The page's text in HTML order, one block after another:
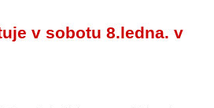
v sobotu 8.ledna. v